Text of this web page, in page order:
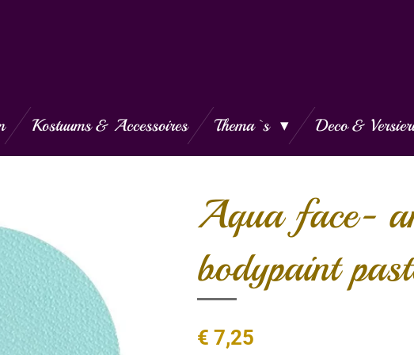
Kostuums & Accessoires Thema`s Deco &
Aqua face-
bodypaint
€ 7,25